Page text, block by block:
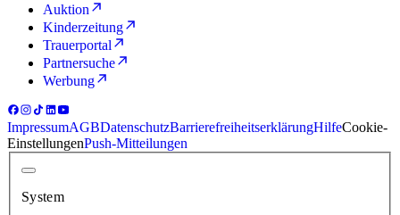
Auktion
Kinderzeitung
Trauerportal
Partnersuche
Werbung
ImpressumAGBDatenschutzBarrierefreiheitserklärungHilfeCookie-
EinstellungenPush-Mitteilungen
System